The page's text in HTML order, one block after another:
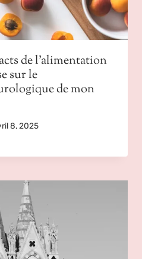
de l’alimentation
sur le
de mon
8, 2025